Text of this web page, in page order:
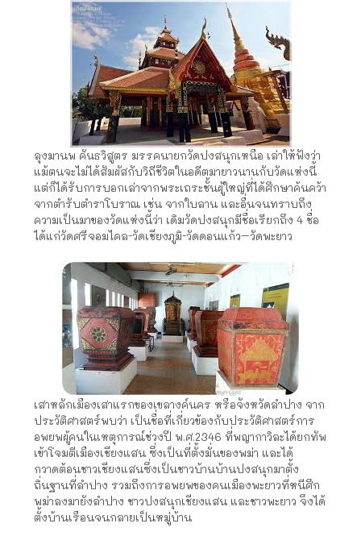
ลุงมานพ คันธวิสูตร มรรคนายกวัดปงสนุกเหนือ เล่าให้ฟังว่า
แม้ตนจะไม่ได้สัมผัสกับวิถีชีวิตในอดีตมายาวนานกับวัดแห่งนี้
แต่ก็ได้รับการบอกเล่าจากพระเถระชั้นผู้ใหญ่ที่ได้ศึกษาค้นคว้า
จากตำรับตำราโบราณ เช่น จากใบลาน และอื่นจนทราบถึง
ความเป็นมาของวัดแห่งนี้ว่า เดิมวัดปงสนุกมีชื่อเรียกถึง 4 ชื่อ
ได้แก่วัดศรีจอมไคล-วัดเชียงภูมิ-วัดดอนแก้ว–วัดพะยาว
เสาหลักเมืองเสาแรกของเขลางค์นคร หรือจังหวัดลำปาง จาก
ประวัติศาสตร์พบว่า เป็นชื่อที่เกี่ยวข้องกับประวัติศาสตร์การ
อพยพผู้คนในเหตุการณ์ช่วงปี พ.ศ.2346 ที่พญากาวิละได้ยกทัพ
เข้าโจมตีเมืองเชียงแสน ซึ่งเป็นที่ตั้งมั่นของพม่า และได้
กวาดต้อนชาวเชียงแสนซึ่งเป็นชาวบ้านบ้านปงสนุกมาตั้ง
ถิ่นฐานที่ลำปาง รวมถึงการอพยพของคนเมืองพะยาวที่หนีศึก
พม่าลงมายังลำปาง ชาวปงสนุกเชียงแสน และชาวพะยาว จึงได้
ตั้งบ้านเรือนจนกลายเป็นหมู่บ้าน